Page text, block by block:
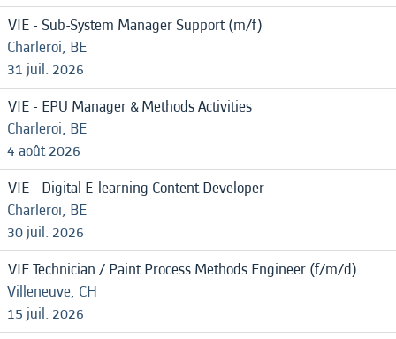
VIE - Sub-System Manager Support (m/f)
Charleroi, BE
31 juil. 2026
VIE - EPU Manager & Methods Activities
Charleroi, BE
4 août 2026
VIE - Digital E-learning Content Developer
Charleroi, BE
30 juil. 2026
VIE Technician / Paint Process Methods Engineer (f/m/d)
Villeneuve, CH
15 juil. 2026